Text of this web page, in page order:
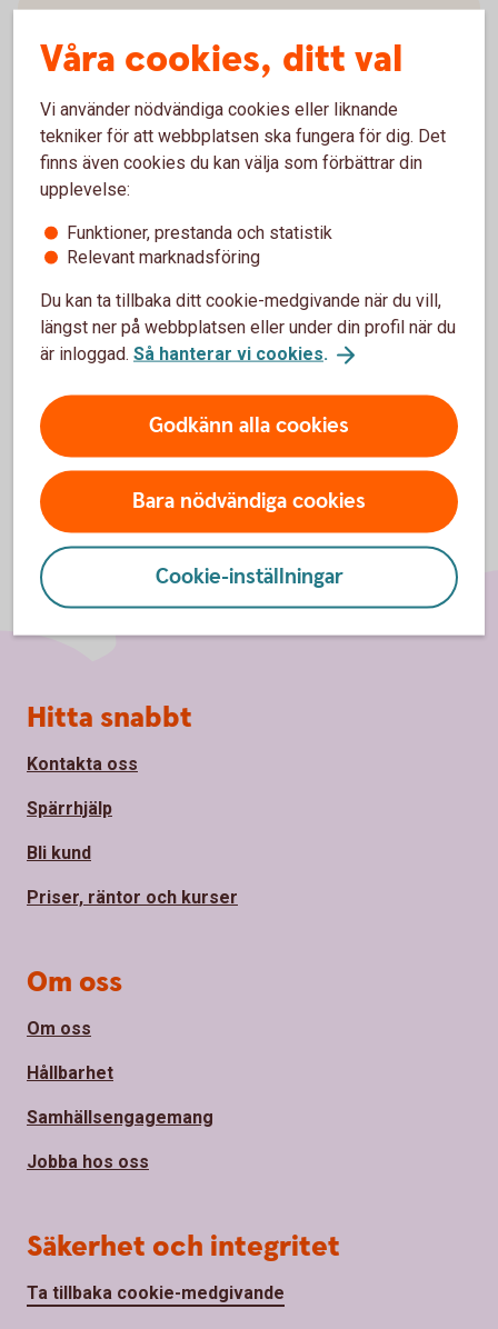
Återbetalningsskydd
Blankett återbetalningsskydd (pdf)
Ansök
Blankett för utbetalning (pdf)
Våra cookies, ditt val
Vi använder nödvändiga cookies eller liknande
tekniker för att webbplatsen ska fungera för dig. Det
finns även cookies du kan välja som förbättrar din
upplevelse:
Funktioner, prestanda och statistik
Relevant marknadsföring
Du kan ta tillbaka ditt cookie-medgivande när du vill,
längst ner på webbplatsen eller under din profil när du
är inloggad. Så hanterar vi cookies.
Godkänn alla cookies
Bara nödvändiga cookies
Cookie-inställningar
Sidfot
Hitta snabbt
Kontakta oss
Spärrhjälp
Bli kund
Priser, räntor och kurser
Om oss
Om oss
Hållbarhet
Samhällsengagemang
Jobba hos oss
Säkerhet och integritet
Ta tillbaka cookie-medgivande